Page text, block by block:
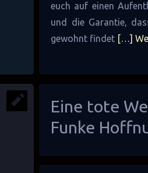
euch auf einen
und die Garantie,
gewohnt findet […]
Eine tote
Funke